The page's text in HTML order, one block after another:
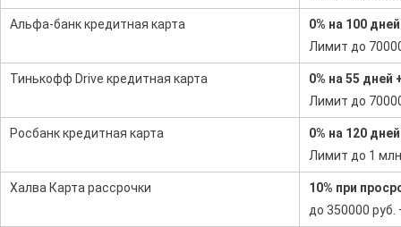
Альфа-банк кредитная карта
0% на 100
Лимит до
Тинькофф Drive кредитная карта
0% на 55 дней
Лимит до
Росбанк кредитная карта
0% на 120 дней
Лимит до 1
Халва Карта рассрочки
10% при
до 350000 руб.